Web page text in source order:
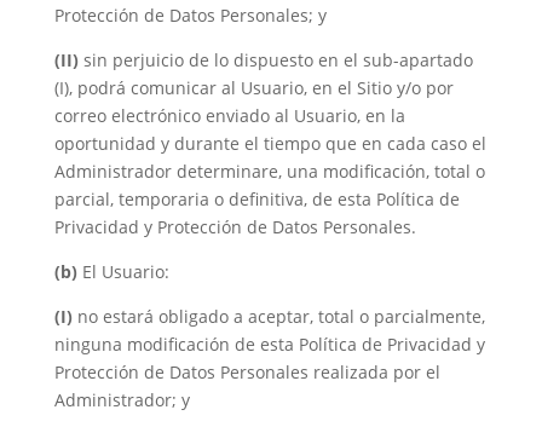
Protección de Datos Personales; y
(II) sin perjuicio de lo dispuesto en el sub-apartado
(I), podrá comunicar al Usuario, en el Sitio y/o por
correo electrónico enviado al Usuario, en la
oportunidad y durante el tiempo que en cada caso el
Administrador determinare, una modificación, total o
parcial, temporaria o definitiva, de esta Política de
Privacidad y Protección de Datos Personales.
(b) El Usuario:
(I) no estará obligado a aceptar, total o parcialmente,
ninguna modificación de esta Política de Privacidad y
Protección de Datos Personales realizada por el
Administrador; y